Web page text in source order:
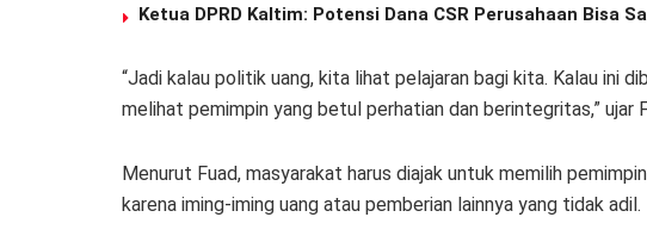
Ketua DPRD Kaltim: Potensi Dana CSR Perusahaan Bisa
“Jadi kalau politik uang, kita lihat pelajaran bagi kita. Kalau ini
melihat pemimpin yang betul perhatian dan berintegritas,” ujar
Menurut Fuad, masyarakat harus diajak untuk memilih
karena iming-iming uang atau pemberian lainnya yang tidak adil.